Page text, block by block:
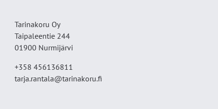
Tarinakoru Oy
Taipaleentie 244
01900 Nurmijärvi
+358 456136811
tarja.rantala@tarinakoru.fi